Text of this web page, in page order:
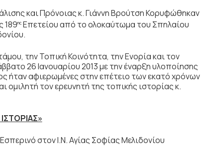
και Πρόνοιας κ. Γιάννη Βρούτση Κορυφώθηκαν
189ηςΕπετείου από το ολοκαύτωμα του Σπηλαίου
την Τοπική Κοινότητα, την Ενορία και τον
26 Ιανουαρίου 2013 με την έναρξη υλοποίησης
ήταν αφιερωμένες στην επέτειο των εκατό χρόνων
ομιλητή τον ερευνητή της τοπικής ιστορίας κ.
στον Ι.Ν. Αγίας Σοφίας Μελιδονίου